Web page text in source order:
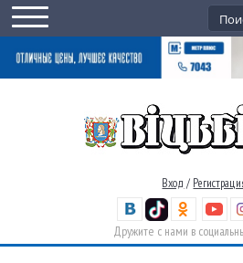
Вход /
Дружите с нами в